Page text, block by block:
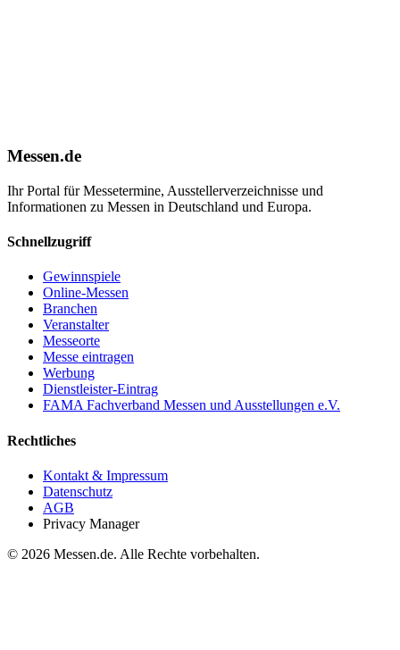
Messen.de
Ihr Portal für Messetermine, Ausstellerverzeichnisse und
Informationen zu Messen in Deutschland und Europa.
Schnellzugriff
Gewinnspiele
Online-Messen
Branchen
Veranstalter
Messeorte
Messe eintragen
Werbung
Dienstleister-Eintrag
FAMA Fachverband Messen und Ausstellungen e.V.
Rechtliches
Kontakt & Impressum
Datenschutz
AGB
Privacy Manager
© 2026 Messen.de. Alle Rechte vorbehalten.